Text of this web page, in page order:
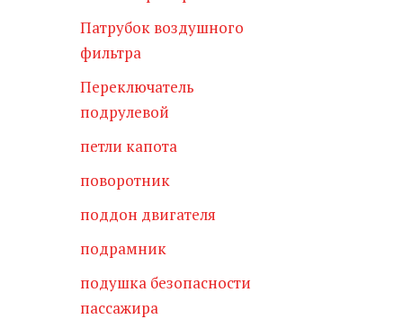
Патрубок воздушного
фильтра
Переключатель
подрулевой
петли капота
поворотник
поддон двигателя
подрамник
подушка безопасности
пассажира